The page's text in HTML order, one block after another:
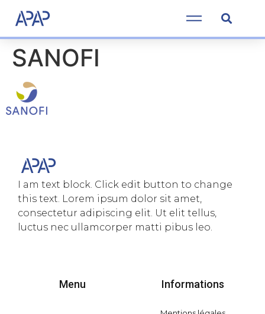
SANOFI
I am text block. Click edit button to change
this text. Lorem ipsum dolor sit amet,
consectetur adipiscing elit. Ut elit tellus,
luctus nec ullamcorper matti pibus leo.
Menu Informations